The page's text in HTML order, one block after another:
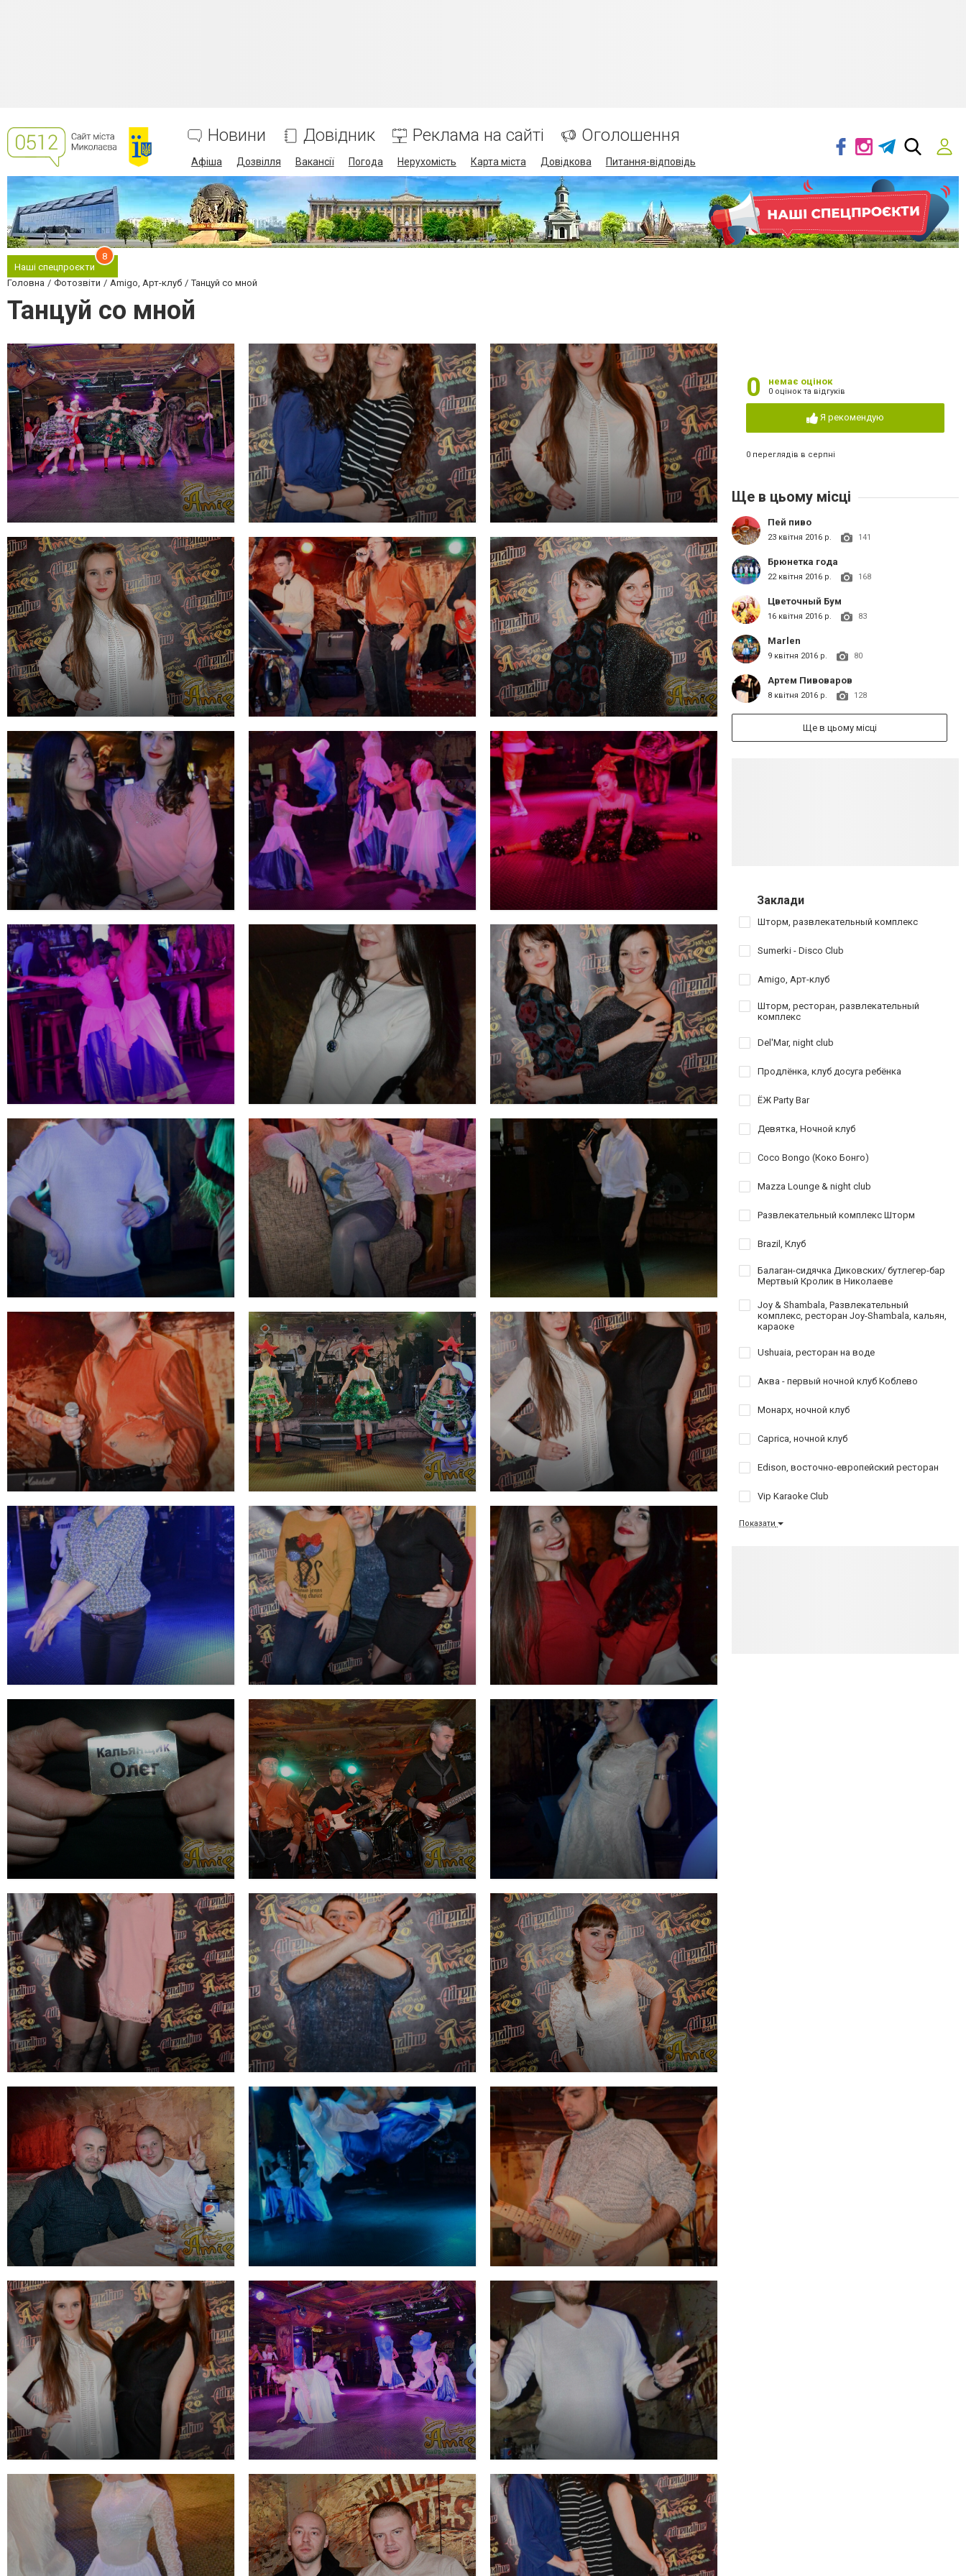
Новини Довідник Реклама на сайті Оголошення
Афіша Дозвілля Вакансії Погода Нерухомість Карта міста Довідкова Питання-відповідь
Наші спецпроєкти
8
Головна Фотозвіти Amigo, Арт-клуб Танцуй со мной
Танцуй со мной
0 немає оцінок
0 оцінок та відгуків
Я рекомендую
0 переглядів в серпні
Ще в цьому місці
Пей пиво
23 квітня 2016 р. 141
Брюнетка года
22 квітня 2016 р. 168
Цветочный Бум
16 квітня 2016 р. 83
Marlen
9 квітня 2016 р. 80
Артем Пивоваров
8 квітня 2016 р. 128
Ще в цьому місці
Заклади
Шторм, развлекательный комплекс
Sumerki - Disco Club
Amigo, Арт-клуб
Шторм, ресторан, развлекательный
комплекс
Del'Mar, night club
Продлёнка, клуб досуга ребёнка
ЁЖ Party Bar
Девятка, Ночной клуб
Coco Bongo (Коко Бонго)
Mazza Lounge & night club
Развлекательный комплекс Шторм
Brazil, Клуб
Балаган-сидячка Диковских/ бутлегер-бар
Мертвый Кролик в Николаеве
Joy & Shambala, Развлекательный
комплекс, ресторан Joy-Shambala, кальян,
караоке
Ushuaia, ресторан на воде
Аква - первый ночной клуб Коблево
Монарх, ночной клуб
Caprica, ночной клуб
Edison, восточно-европейский ресторан
Vip Karaoke Club
Показати